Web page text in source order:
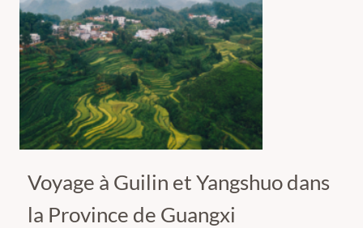
Voyage à Guilin et Yangshuo dans
la Province de Guangxi